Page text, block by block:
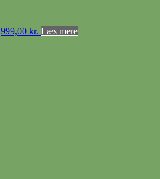
999,00 kr. Læs mere